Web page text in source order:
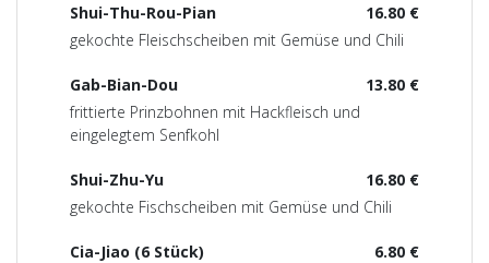
16.80 €
Shui-Thu-Rou-Pian
gekochte Fleischscheiben mit Gemüse und Chili
13.80 €
Gab-Bian-Dou
frittierte Prinzbohnen mit Hackfleisch und
eingelegtem Senfkohl
16.80 €
Shui-Zhu-Yu
gekochte Fischscheiben mit Gemüse und Chili
6.80 €
Cia-Jiao (6 Stück)